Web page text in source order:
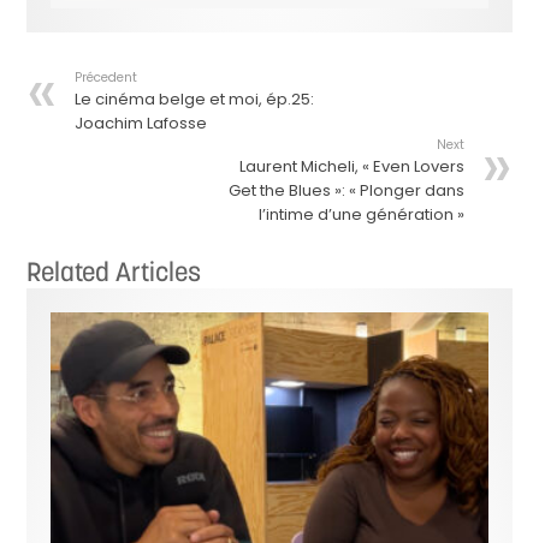
Précedent
Le cinéma belge et moi, ép.25:
Joachim Lafosse
Next
Laurent Micheli, « Even Lovers
Get the Blues »: « Plonger dans
l’intime d’une génération »
Related Articles